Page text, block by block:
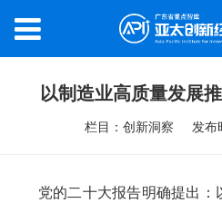
以制造业高质量发展
栏目：创新洞察 发布
党的二十大报告明确提出：